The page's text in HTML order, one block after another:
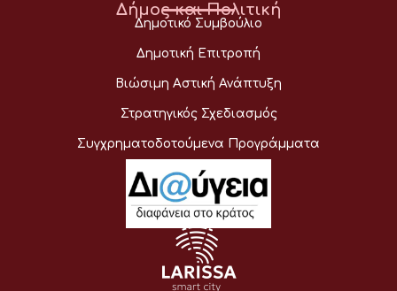
Δήμος και Πολιτική
Δημοτικό Συμβούλιο
Δημοτική Επιτροπή
Βιώσιμη Αστική Ανάπτυξη
Στρατηγικός Σχεδιασμός
Συγχρηματοδοτούμενα Προγράμματα